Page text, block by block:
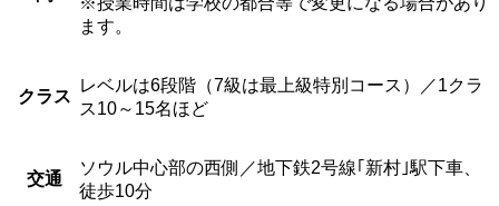
ます。
クラス
レベルは6段階（7級は最上級特別コース）／1クラ
ス10～15名ほど
交通
ソウル中心部の西側／地下鉄2号線｢新村｣駅下車、
徒歩10分